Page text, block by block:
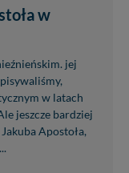
w
jej
w latach
jeszcze bardziej
Apostoła,